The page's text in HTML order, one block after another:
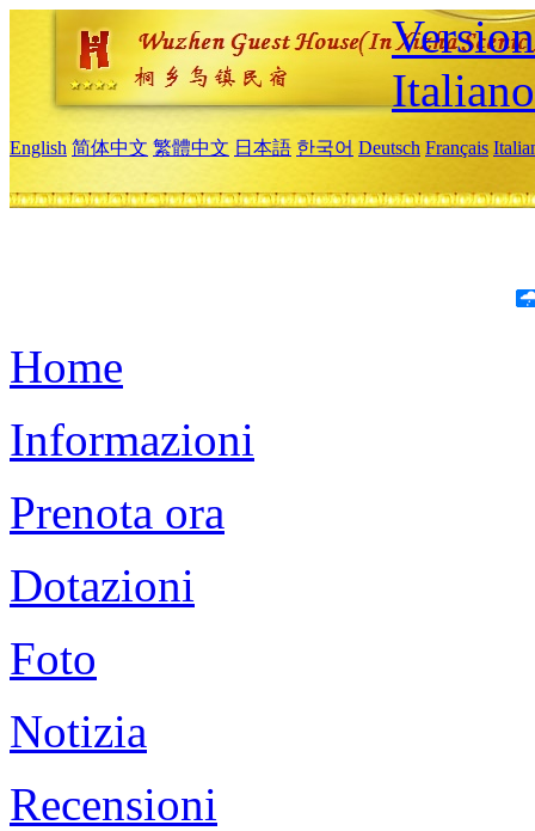
Italiano
English 简体中文 繁體中文 日本語 한국어 Deutsch Français
Home
Informazioni
Prenota ora
Dotazioni
Foto
Notizia
Recensioni